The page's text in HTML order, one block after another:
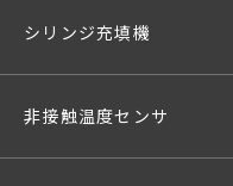
シリンジ充填機
非接触温度センサ